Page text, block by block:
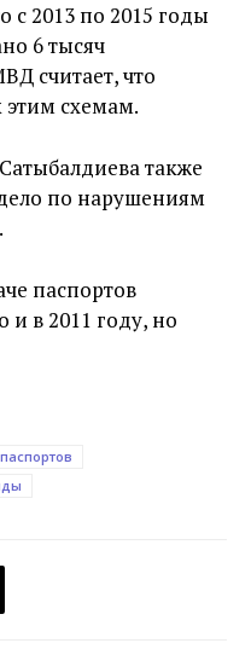
с 2013 по 2015 годы
6 тысяч
считает, что
этим схемам.
также
по нарушениям
паспортов
и в 2011 году, но